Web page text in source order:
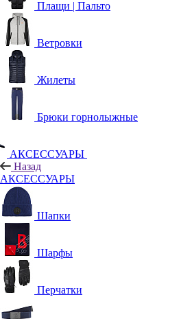
Плащи | Пальто
Ветровки
Жилеты
Брюки горнолыжные
АКСЕССУАРЫ
Назад
АКСЕССУАРЫ
Шапки
Шарфы
Перчатки